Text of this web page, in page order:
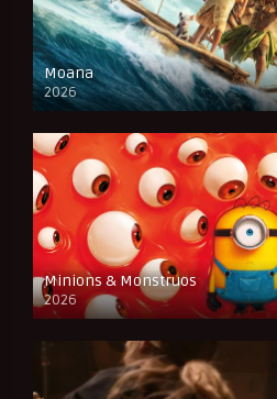
Moana
2026
CAM
Minions & Monstruos
2026
CAM